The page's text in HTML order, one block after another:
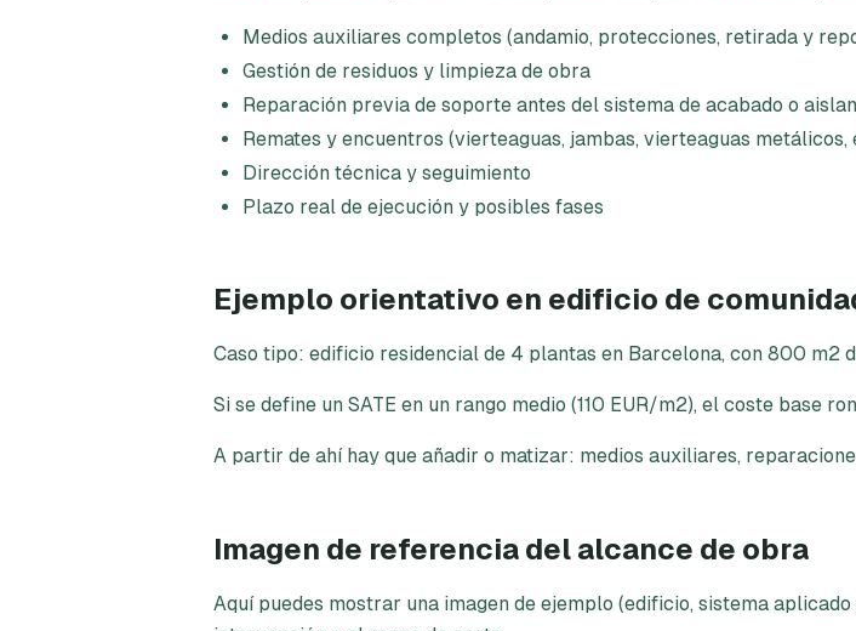
Medios auxiliares completos (andamio, protecciones, retirada y
Gestión de residuos y limpieza de obra
Reparación previa de soporte antes del sistema de acabado o
Remates y encuentros (vierteaguas, jambas, vierteaguas metálicos,
Dirección técnica y seguimiento
Plazo real de ejecución y posibles fases
Ejemplo orientativo en edificio de
Caso tipo: edificio residencial de 4 plantas en Barcelona, con 800 m2
Si se define un SATE en un rango medio (110 EUR/m2), el coste base
A partir de ahí hay que añadir o matizar: medios auxiliares,
Imagen de referencia del alcance de obra
Aquí puedes mostrar una imagen de ejemplo (edificio, sistema